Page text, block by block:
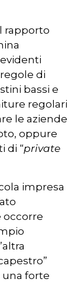
rapporto
di
bassi e
regolari
le aziende
oppure
di “private
impresa
occorre
una forte